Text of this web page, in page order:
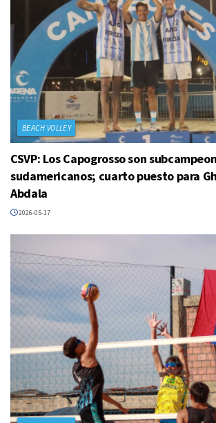
BEACH VOLLEY
CSVP: Los Capogrosso son
sudamericanos; cuarto puesto para
Abdala
2026-05-17